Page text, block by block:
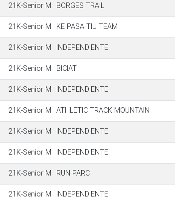
21K-Senior M BORGES TRAIL
21K-Senior M KE PASA TIU TEAM
21K-Senior M INDEPENDIENTE
21K-Senior M BICIAT
21K-Senior M INDEPENDIENTE
21K-Senior M ATHLETIC TRACK MOUNTAIN
21K-Senior M INDEPENDIENTE
21K-Senior M INDEPENDIENTE
21K-Senior M RUN PARC
21K-Senior M INDEPENDIENTE